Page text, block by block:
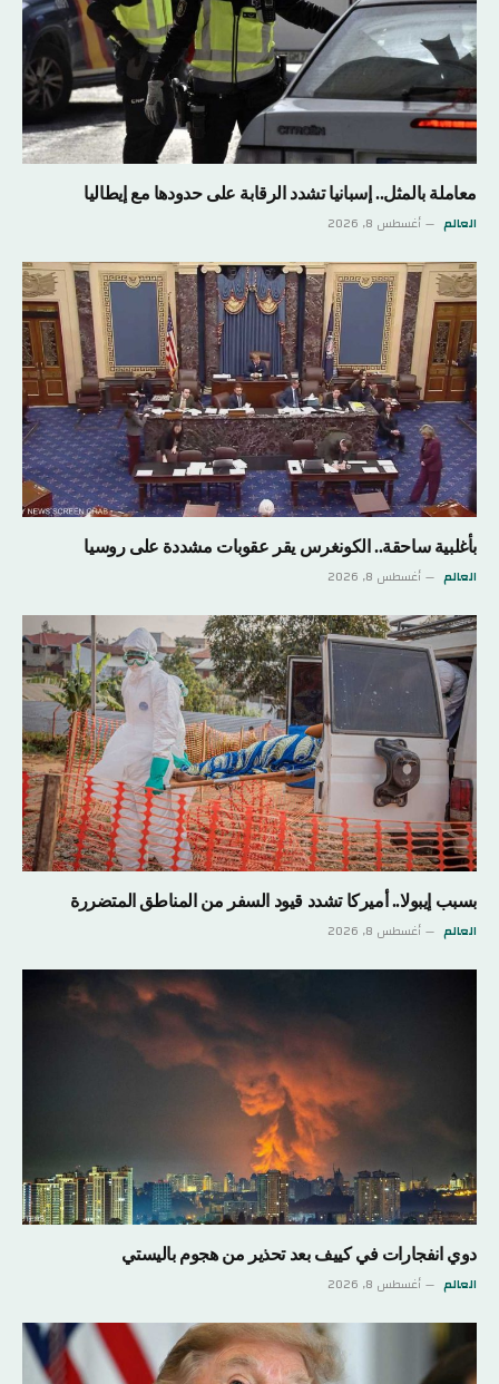
معاملة بالمثل.. إسبانيا تشدد الرقابة على حدودها مع إيطاليا
العالم أغسطس 8, 2026
بأغلبية ساحقة.. الكونغرس يقر عقوبات مشددة على روسيا
العالم أغسطس 8, 2026
بسبب إيبولا.. أميركا تشدد قيود السفر من المناطق المتضررة
العالم أغسطس 8, 2026
دوي انفجارات في كييف بعد تحذير من هجوم باليستي
العالم أغسطس 8, 2026